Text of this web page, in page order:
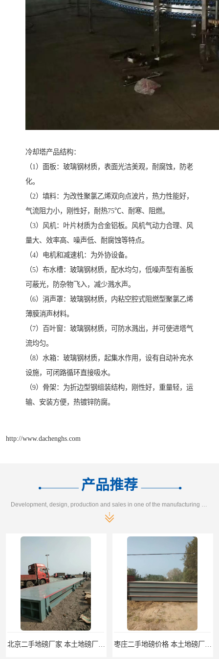
冷却塔产品结构：
（1）面板：玻璃钢材质，表面光洁美观，耐腐蚀，防老
化。
（2）填料：为改性聚氯乙烯双向点波片，热力性能好，
气流阻力小，刚性好，耐热75℃、耐寒、阻燃。
（3）风机：叶片材质为合金铝板。风机气动力合理、风
量大、效率高、噪声低、耐腐蚀等特点。
（4）电机和减速机：为外协设备。
（5）布水槽：玻璃钢材质，配水均匀，低噪声型有盖板
可蔽光，防杂物飞入，减少溅水声。
（6）消声罩：玻璃钢材质，内粘空腔式阻燃型聚氯乙烯
薄膜消声材料。
（7）百叶窗：玻璃钢材质，可防水溅出，并可使进塔气
流均匀。
（8）水箱：玻璃钢材质，起集水作用，设有自动补充水
设施，可闭路循环直接吸水。
（9）骨架：为折边型钢组装结构，刚性好，重量轻，运
输、安装方便，热镀锌防腐。
http://www.dachenghs.com
产品推荐
Development, design, production and sales in one of the manufacturing enterprises
北京二手地磅厂家 本土地磅厂100秒报价 枣庄二手地磅价格 本土地磅厂100秒报价